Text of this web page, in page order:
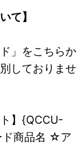
て】
」をこちらか
しておりませ
】{QCCU-
ド商品名 ☆ア